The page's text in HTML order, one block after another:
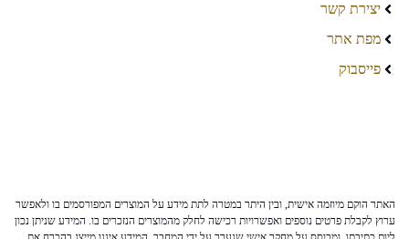
יצירת קשר
מפת אתר
פייסבוק
האתר הוקם מיוזמה אישית, ובין היתר במטרה לתת מידע על המוצרים המפורסמים בו ולאפשר
ערוץ לקבלת פרטים נוספים ואפשרויות רכישה לחלק מהמוצרים הנזכרים בו. המידע שניתן נכון